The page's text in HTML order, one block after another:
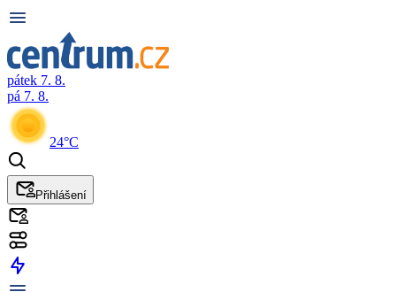
pátek 7. 8.
pá 7. 8.
24°C
Přihlášení